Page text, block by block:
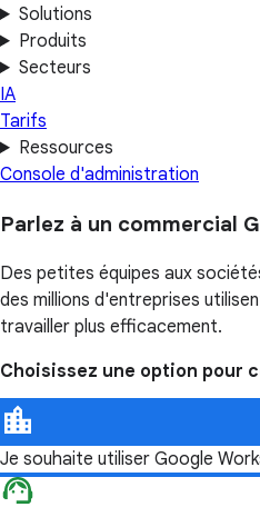
Solutions
Produits
Secteurs
IA
Tarifs
Ressources
Console d'administration
Parlez à un commercial
Des petites équipes aux
des millions d'entreprises
travailler plus efficacement.
Choisissez une option pour
Je souhaite utiliser Google